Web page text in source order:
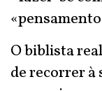
O biblista
de recorrer